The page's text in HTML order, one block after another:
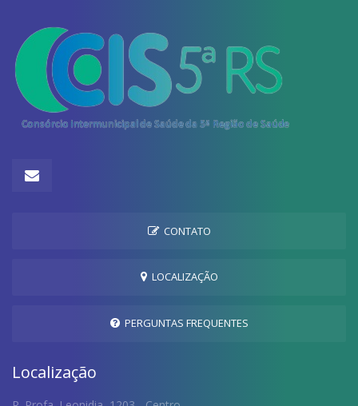
CONTATO
LOCALIZAÇÃO
PERGUNTAS FREQUENTES
Localização